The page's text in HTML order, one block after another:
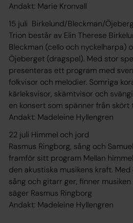
Andakt: Marie Kronvall
15 juli Birkelund/Bleckman/
Trion består av Elin Therese
Bleckman (cello och nyckelharpa)
Öjeberget (dragspel). Med stor
presenteras ett program med
folkvisor och melodier. Somriga
kärleksvisor, skämtvisor och
en konsert som spänner från skört
Andakt: Madeleine Hyllengren
22 juli Himmel och jord
Rasmus Ringborg, sång och
framför sitt program Mellan
den akustiska musikens kraft.
sång och gitarr ger, finner
säger Rasmus Ringborg
Andakt: Madeleine Hyllengren